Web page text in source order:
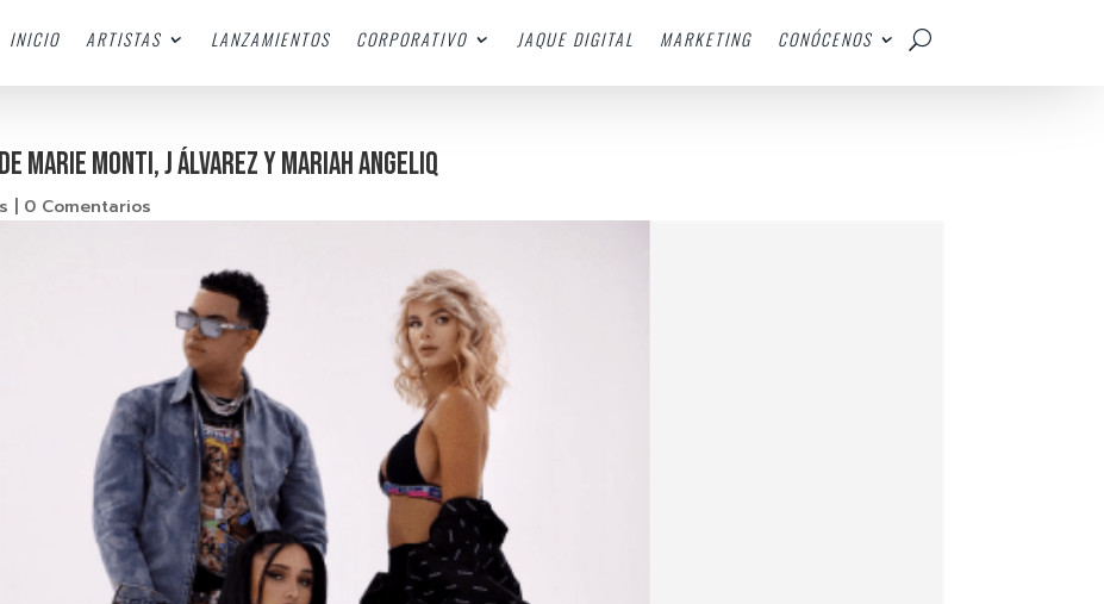
INICIO ARTISTAS LANZAMIENTOS CORPORATIVO JAQUE DIGITAL MARKETING CONÓCENOS
MARIE MONTI, J ÁLVAREZ Y MARIAH ANGELIQ
| 0 Comentarios